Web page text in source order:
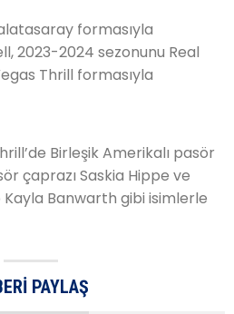
formasıyla
2023-2024 sezonunu Real
Thrill formasıyla
Birleşik Amerikalı pasör
çaprazı Saskia Hippe ve
Kayla Banwarth gibi isimlerle
PAYLAŞ